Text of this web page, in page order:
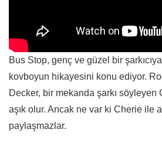
Bus Stop, genç ve güzel bir
kovboyun hikayesini konu ediyor.
Decker, bir mekanda şarkı söyleyen
aşık olur. Ancak ne var ki Cherie ile
paylaşmazlar.